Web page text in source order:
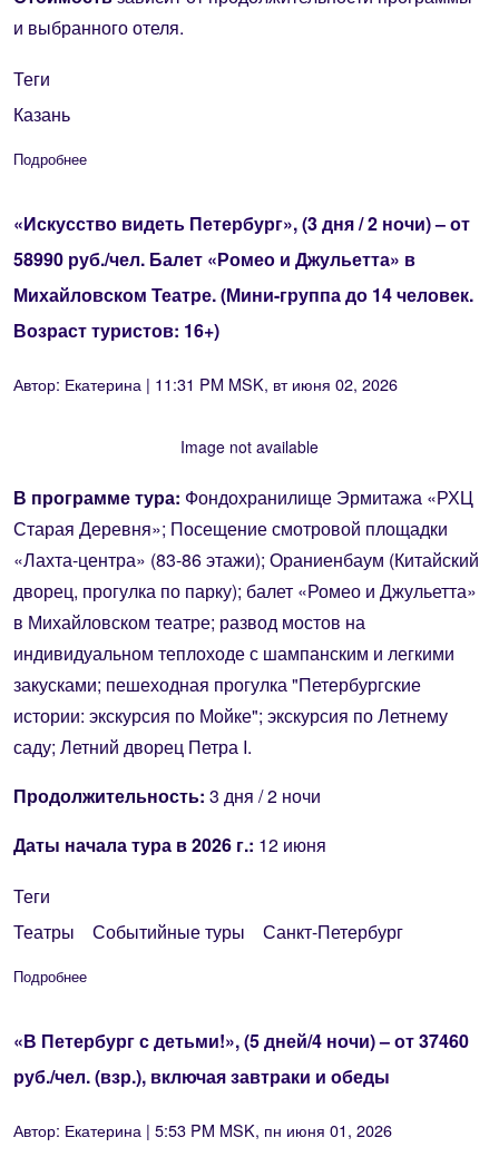
и выбранного отеля.
Теги
Казань
Подробнее
«Искусство видеть Петербург», (3 дня / 2 ночи) – от
58990 руб./чел. Балет «Ромео и Джульетта» в
Михайловском Театре. (Мини-группа до 14 человек.
Возраст туристов: 16+)
Автор: Екатерина | 11:31 PM MSK, вт июня 02, 2026
Image not available
В программе тура: Фондохранилище Эрмитажа «РХЦ
Старая Деревня»; Посещение смотровой площадки
«Лахта-центра» (83-86 этажи); Ораниенбаум (Китайский
дворец, прогулка по парку); балет «Ромео и Джульетта»
в Михайловском театре; развод мостов на
индивидуальном теплоходе с шампанским и легкими
закусками; пешеходная прогулка "Петербургские
истории: экскурсия по Мойке"; экскурсия по Летнему
саду; Летний дворец Петра I.
Продолжительность: 3 дня / 2 ночи
Даты начала тура в 2026 г.: 12 июня
Теги
Театры
Событийные туры Санкт-Петербург
Подробнее
«В Петербург с детьми!», (5 дней/4 ночи) – от 37460
руб./чел. (взр.), включая завтраки и обеды
Автор: Екатерина | 5:53 PM MSK, пн июня 01, 2026